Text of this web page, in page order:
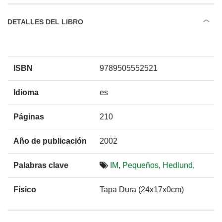
DETALLES DEL LIBRO
ISBN 9789505552521
Idioma es
Páginas 210
Año de publicación 2002
Palabras clave IM, Pequeños, Hedlund,
Físico Tapa Dura (24x17x0cm)